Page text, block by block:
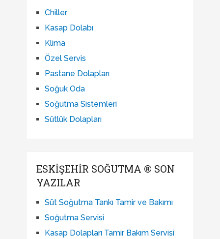
Chiller
Kasap Dolabı
Klima
Özel Servis
Pastane Dolapları
Soğuk Oda
Soğutma Sistemleri
Sütlük Dolapları
ESKIŞEHIR SOĞUTMA ® SON
YAZILAR
Süt Soğutma Tankı Tamir ve Bakımı
Soğutma Servisi
Kasap Dolapları Tamir Bakım Servisi